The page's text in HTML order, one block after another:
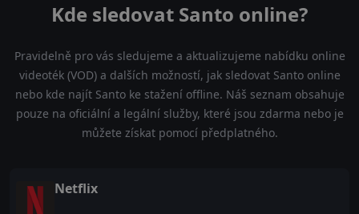
Kde sledovat Santo online?
Pravidelně pro vás sledujeme a aktualizujeme nabídku online
videoték (VOD) a dalších možností, jak sledovat Santo online
nebo kde najít Santo ke stažení offline. Náš seznam obsahuje
pouze na oficiální a legální služby, které jsou zdarma nebo je
můžete získat pomocí předplatného.
Netflix